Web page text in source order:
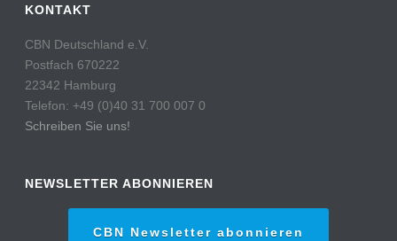
KONTAKT
CBN Deutschland e.V.
Postfach 670222
22342 Hamburg
Telefon: +49 (0)40 31 700 007 0
Schreiben Sie uns!
NEWSLETTER ABONNIEREN
CBN Newsletter abonnieren